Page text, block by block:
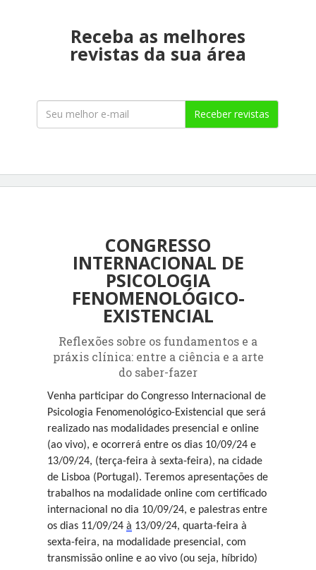
Receba as melhores
revistas da sua área
Receber revistas
CONGRESSO
INTERNACIONAL DE
PSICOLOGIA
FENOMENOLÓGICO-
EXISTENCIAL
Reflexões sobre os fundamentos e a
práxis clínica: entre a ciência e a arte
do saber-fazer
Venha participar do Congresso Internacional de
Psicologia Fenomenológico-Existencial que será
realizado nas modalidades presencial e online
(ao vivo), e ocorrerá entre os dias 10/09/24 e
13/09/24, (terça-feira à sexta-feira), na cidade
de Lisboa (Portugal). Teremos apresentações de
trabalhos na modalidade online com certificado
internacional no dia 10/09/24, e palestras entre
os dias 11/09/24à 13/09/24, quarta-feira à
sexta-feira, na modalidade presencial, com
transmissão online e ao vivo (ou seja, híbrido)